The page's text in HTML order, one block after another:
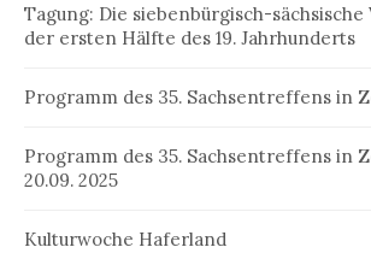
Tagung: Die siebenbürgisch-sächsische
der ersten Hälfte des 19. Jahrhunderts
Programm des 35. Sachsentreffens in
Programm des 35. Sachsentreffens in
20.09. 2025
Kulturwoche Haferland